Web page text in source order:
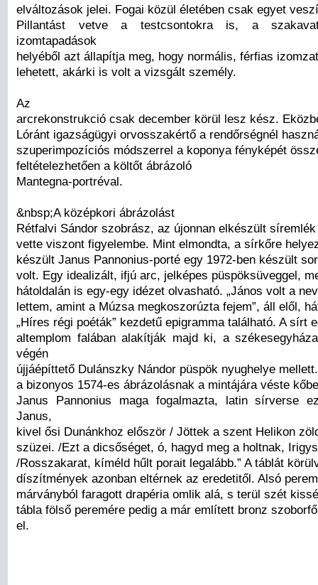
elváltozások jelei. Fogai közül életében csak egyet
Pillantást vetve a testcsontokra is, a
izomtapadások
helyéből azt állapítja meg, hogy normális, férfias
lehetett, akárki is volt a vizsgált személy.
Az
arcrekonstrukció csak december körül lesz kész.
Lóránt igazságügyi orvosszakértő a rendőrségnél
szuperimpozíciós módszerrel a koponya fényképét
feltételezhetően a költőt ábrázoló
Mantegna-portréval.
&nbsp;A középkori ábrázolást
Rétfalvi Sándor szobrász, az újonnan elkészült
vette viszont figyelembe. Mint elmondta, a sírkőre
készült Janus Pannonius-porté egy 1972-ben készült
volt. Egy idealizált, ifjú arc, jelképes püspöksüveggel,
hátoldalán is egy-egy idézet olvasható. „János volt a
lettem, amint a Múzsa megkoszorúzta fejem”, áll elől,
„Híres régi poéták” kezdetű epigramma található. A sírt
altemplom falában alakítják majd ki, a
végén
újjáépíttető Dulánszky Nándor püspök nyughelye
a bizonyos 1574-es ábrázolásnak a mintájára véste
Janus Pannonius maga fogalmazta, latin sírverse
Janus,
kivel ősi Dunánkhoz először / Jöttek a szent Helikon
szüzei. /Ezt a dicsőséget, ó, hagyd meg a holtnak,
/Rosszakarat, kíméld hűlt porait legalább.” A táblát
díszítmények azonban eltérnek az eredetitől. Alsó
márványból faragott drapéria omlik alá, s terül szét
tábla fölső peremére pedig a már említett bronz
el.